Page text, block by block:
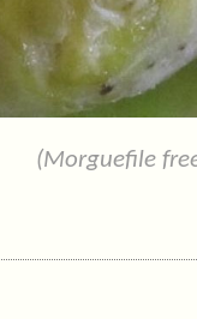
(Morguefile